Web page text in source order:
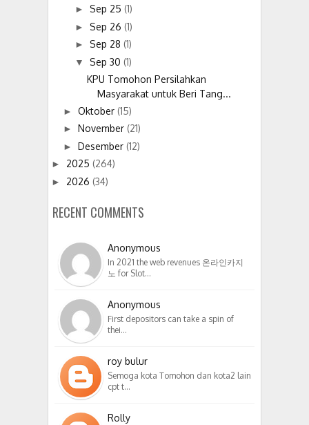
► Sep 25 (1)
► Sep 26 (1)
► Sep 28 (1)
▼ Sep 30 (1)
KPU Tomohon Persilahkan
Masyarakat untuk Beri Tang...
► Oktober (15)
► November (21)
► Desember (12)
► 2025 (264)
► 2026 (34)
RECENT COMMENTS
Anonymous
In 2021 the web revenues 온라인카지
노 for Slot…
Anonymous
First depositors can take a spin of
thei…
roy bulur
Semoga kota Tomohon dan kota2 lain
cpt t…
Rolly